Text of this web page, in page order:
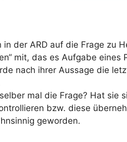
der ARD auf die Frage zu
mit, das es Aufgabe eines
nach ihrer Aussage die
mal die Frage? Hat sie
bzw. diese
geworden.